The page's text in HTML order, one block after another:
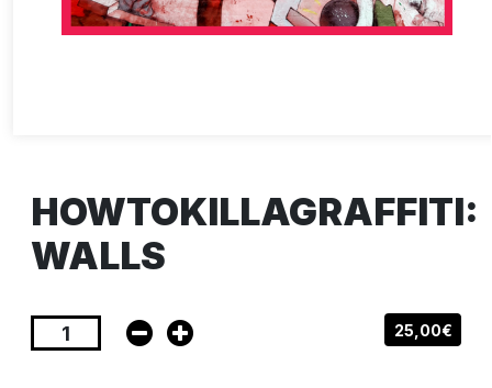
HOWTOKILLAGRAFFITI:
WALLS
25,00€